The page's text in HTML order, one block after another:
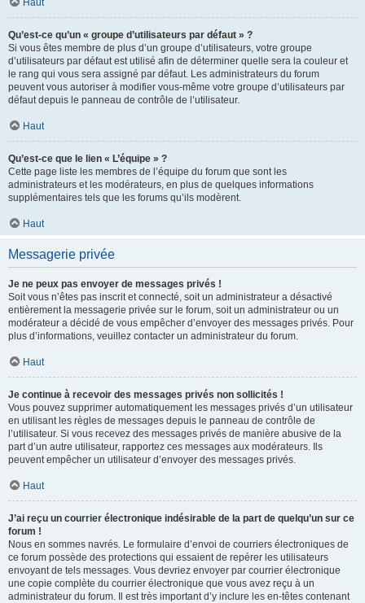
Haut
Qu’est-ce qu’un « groupe d’utilisateurs par défaut » ?
Si vous êtes membre de plus d’un groupe d’utilisateurs, votre groupe
d’utilisateurs par défaut est utilisé afin de déterminer quelle sera la couleur et
le rang qui vous sera assigné par défaut. Les administrateurs du forum
peuvent vous autoriser à modifier vous-même votre groupe d’utilisateurs par
défaut depuis le panneau de contrôle de l’utilisateur.
Haut
Qu’est-ce que le lien « L’équipe » ?
Cette page liste les membres de l’équipe du forum que sont les
administrateurs et les modérateurs, en plus de quelques informations
supplémentaires tels que les forums qu’ils modèrent.
Haut
Messagerie privée
Je ne peux pas envoyer de messages privés !
Soit vous n’êtes pas inscrit et connecté, soit un administrateur a désactivé
entièrement la messagerie privée sur le forum, soit un administrateur ou un
modérateur a décidé de vous empêcher d’envoyer des messages privés. Pour
plus d’informations, veuillez contacter un administrateur du forum.
Haut
Je continue à recevoir des messages privés non sollicités !
Vous pouvez supprimer automatiquement les messages privés d’un utilisateur
en utilisant les règles de messages depuis le panneau de contrôle de
l’utilisateur. Si vous recevez des messages privés de manière abusive de la
part d’un autre utilisateur, rapportez ces messages aux modérateurs. Ils
peuvent empêcher un utilisateur d’envoyer des messages privés.
Haut
J’ai reçu un courrier électronique indésirable de la part de quelqu’un sur ce
forum !
Nous en sommes navrés. Le formulaire d’envoi de courriers électroniques de
ce forum possède des protections qui essaient de repérer les utilisateurs
envoyant de tels messages. Vous devriez envoyer par courrier électronique
une copie complète du courrier électronique que vous avez reçu à un
administrateur du forum. Il est très important d’y inclure les en-têtes contenant